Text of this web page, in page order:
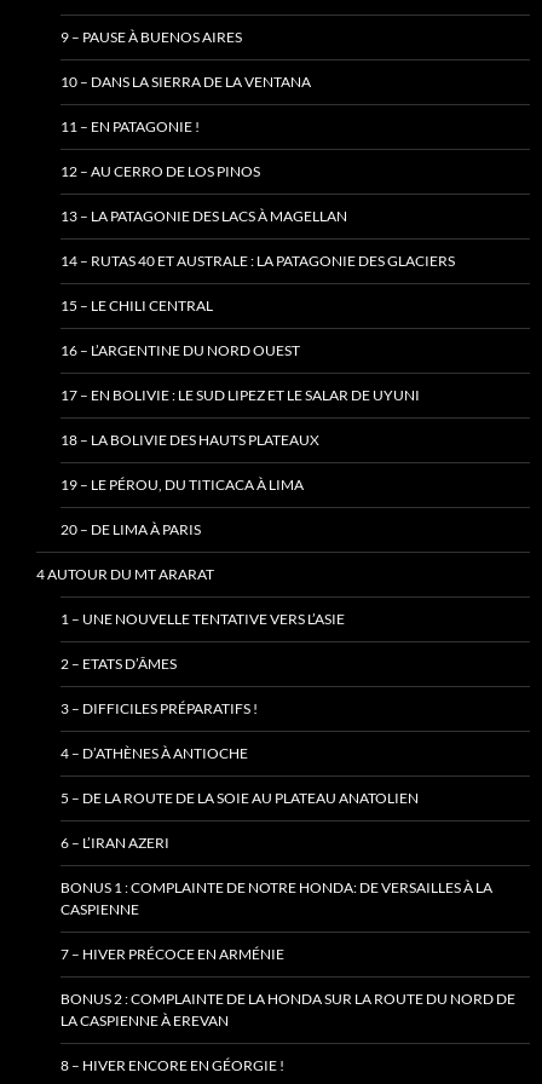
9 – PAUSE À BUENOS AIRES
10 – DANS LA SIERRA DE LA VENTANA
11 – EN PATAGONIE !
12 – AU CERRO DE LOS PINOS
13 – LA PATAGONIE DES LACS À MAGELLAN
14 – RUTAS 40 ET AUSTRALE : LA PATAGONIE DES GLACIERS
15 – LE CHILI CENTRAL
16 – L’ARGENTINE DU NORD OUEST
17 – EN BOLIVIE : LE SUD LIPEZ ET LE SALAR DE UYUNI
18 – LA BOLIVIE DES HAUTS PLATEAUX
19 – LE PÉROU, DU TITICACA À LIMA
20 – DE LIMA À PARIS
4 AUTOUR DU MT ARARAT
1 – UNE NOUVELLE TENTATIVE VERS L’ASIE
2 – ETATS D’ÂMES
3 – DIFFICILES PRÉPARATIFS !
4 – D’ATHÈNES À ANTIOCHE
5 – DE LA ROUTE DE LA SOIE AU PLATEAU ANATOLIEN
6 – L’IRAN AZERI
BONUS 1 : COMPLAINTE DE NOTRE HONDA: DE VERSAILLES À LA
CASPIENNE
7 – HIVER PRÉCOCE EN ARMÉNIE
BONUS 2 : COMPLAINTE DE LA HONDA SUR LA ROUTE DU NORD DE
LA CASPIENNE À EREVAN
8 – HIVER ENCORE EN GÉORGIE !